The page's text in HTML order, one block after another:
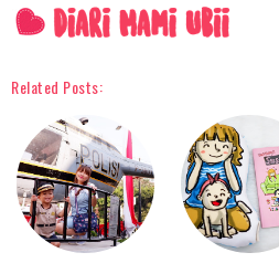
Related Posts: